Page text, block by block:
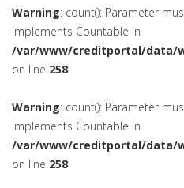
Warning: count(): Parameter
implements Countable in
/var/www/creditportal/data/
on line 258
Warning: count(): Parameter
implements Countable in
/var/www/creditportal/data/
on line 258